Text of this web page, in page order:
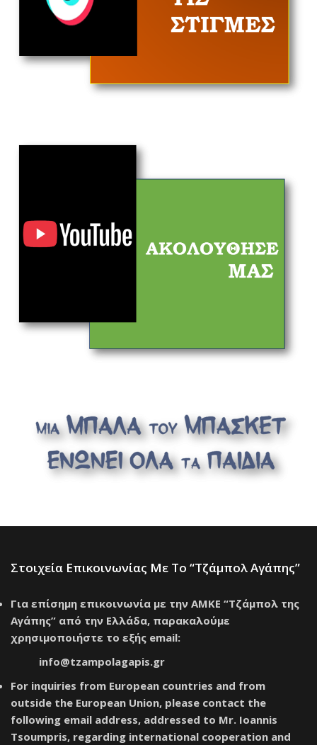
Στοιχεία Επικοινωνίας Με Το “Τζάμπολ Αγάπης”
Για επίσημη επικοινωνία με την ΑΜΚΕ “Τζάμπολ της
Αγάπης” από την Ελλάδα, παρακαλούμε
χρησιμοποιήστε το εξής email:
info@tzampolagapis.gr
For inquiries from European countries and from
outside the European Union, please contact the
following email address, addressed to Mr. Ioannis
Tsoumpris, regarding international cooperation and